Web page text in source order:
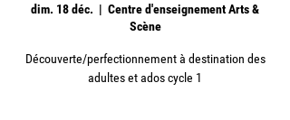
dim. 18 déc.
  |
Centre d'enseignement Arts &
Scène
Découverte/perfectionnement à destination des
adultes et ados cycle 1